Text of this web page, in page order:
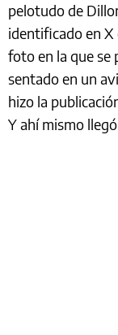
pelotudo de
identificado en X
foto en la que se
sentado en un
hizo la
Y ahí mismo